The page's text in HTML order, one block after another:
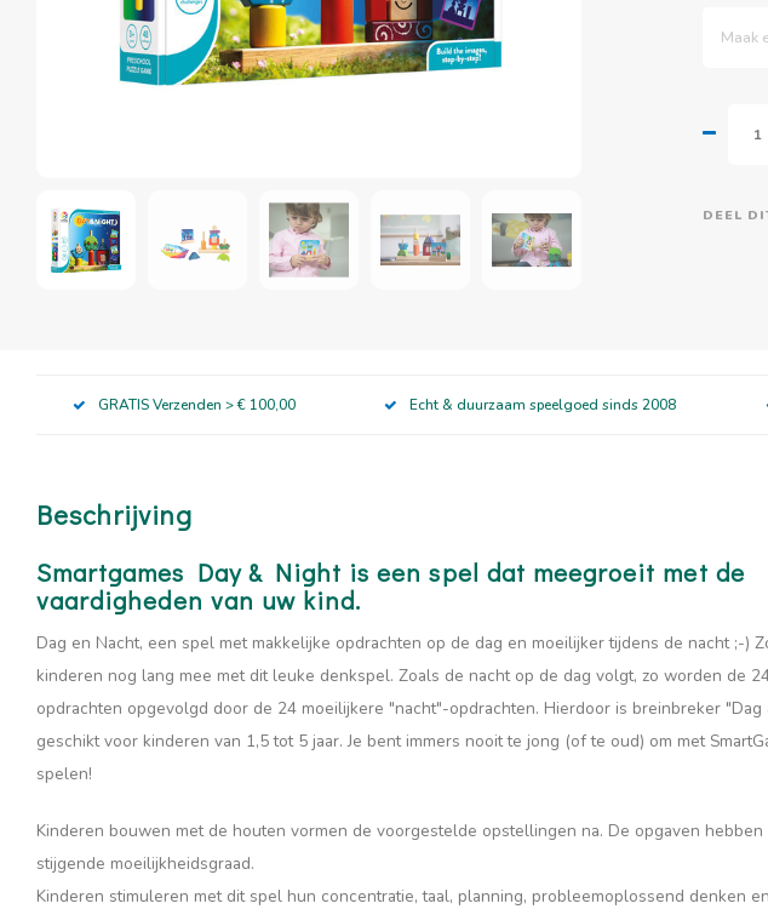
Maak
DEEL
GRATIS Verzenden > € 100,00 Echt & duurzaam speelgoed sinds 2008
Beschrijving
Smartgames Day & Night is een spel dat meegroeit met de
vaardigheden van uw kind.
Dag en Nacht, een spel met makkelijke opdrachten op de dag en moeilijker tijdens de nacht ;-)
kinderen nog lang mee met dit leuke denkspel. Zoals de nacht op de dag volgt, zo worden de
opdrachten opgevolgd door de 24 moeilijkere "nacht"-opdrachten. Hierdoor is breinbreker "Dag
geschikt voor kinderen van 1,5 tot 5 jaar. Je bent immers nooit te jong (of te oud) om met
spelen!
Kinderen bouwen met de houten vormen de voorgestelde opstellingen na. De opgaven hebben
stijgende moeilijkheidsgraad.
Kinderen stimuleren met dit spel hun concentratie, taal, planning, probleemoplossend denken